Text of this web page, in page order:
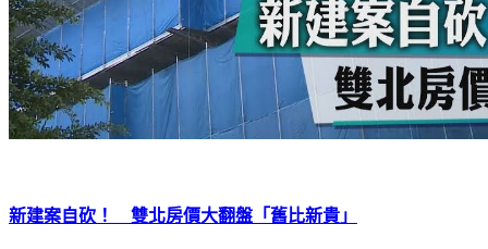
新建案自砍！ 雙北房價大翻盤「舊比新貴」